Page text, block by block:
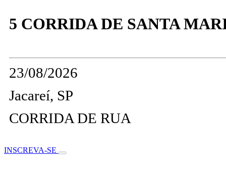
5 CORRIDA DE SANTA
23/08/2026
Jacareí, SP
CORRIDA DE RUA
INSCREVA-SE